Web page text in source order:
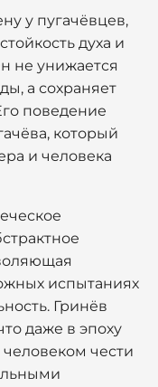
у пугачёвцев,
духа и
не унижается
а сохраняет
поведение
который
и человека
испытаниях
Гринёв
даже в эпоху
чести